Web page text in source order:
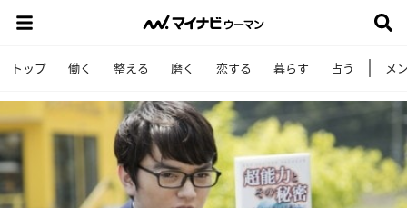
トップ 働く 整える 磨く 恋する 暮らす 占う メ